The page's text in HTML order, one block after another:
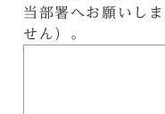
当部署へお願いし
せん）。